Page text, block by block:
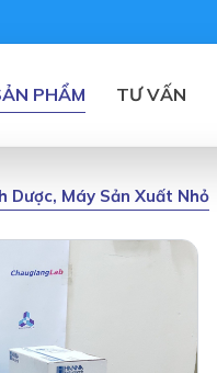
PHẨM TƯ VẤN
Dược, Máy Sản Xuất Nhỏ